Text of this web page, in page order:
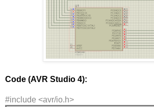
Code (AVR Studio 4):
#include <avr/io.h>